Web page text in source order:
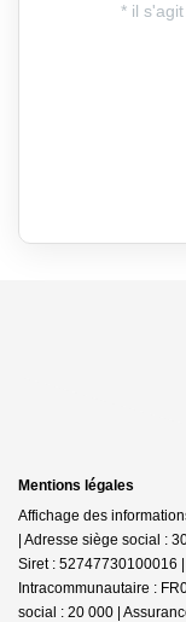
Mentions légales
Affichage des
| Adresse siège social :
Siret : 52747730100016
Intracommunautaire :
social : 20 000 |